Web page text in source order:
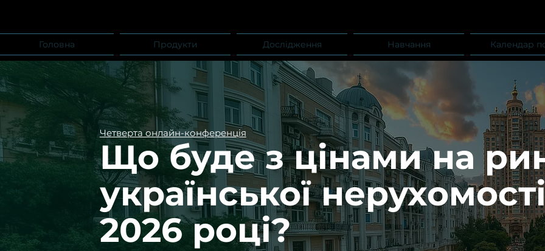
Головна Продукти Дослідження Навчання Календар
Четверта онлайн-конференція
Що буде з цінами на
української
2026 році?